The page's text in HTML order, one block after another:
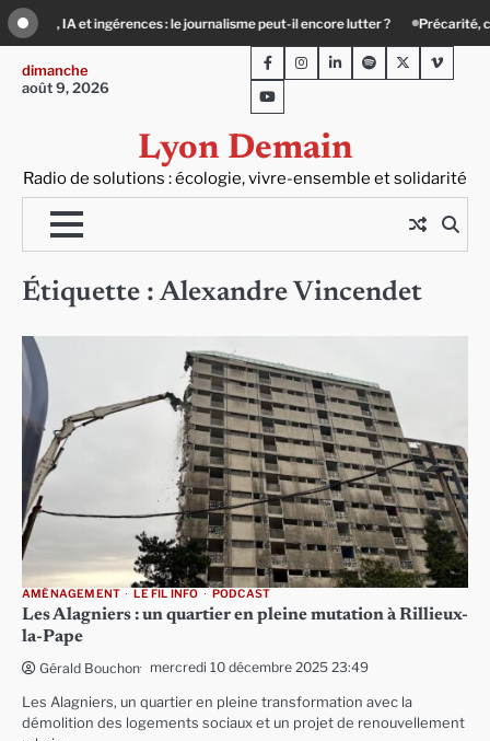
Skip
to
content
solitude : quand le lien social devient essentiel Le Teil Villeurbanne :
dimanche
août 9, 2026
Lyon Demain
Radio de solutions : écologie, vivre-ensemble et solidarité
FacebookInstagram
LinkedInSpotifyTwitterViméo
Youtube
Étiquette :Alexandre Vincendet
AMÉNAGEMENT LE FIL INFO PODCAST
Les Alagniers : un quartier en pleine mutation à Rillieux-
la-Pape
Gérald Bouchon mercredi 10 décembre 2025 23:49
Les Alagniers, un quartier en pleine transformation avec la
démolition des logements sociaux et un projet de renouvellement